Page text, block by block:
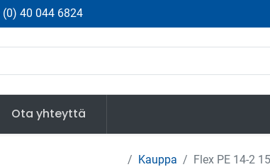
(0) 40 044 6824
Ota yhteyttä
Kauppa Flex PE 14-2